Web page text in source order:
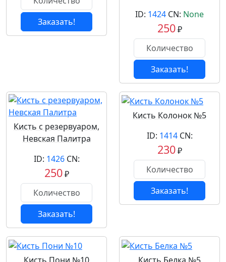
Заказать!
ID: 1424 CN: None
250₽
Заказать!
Кисть с резервуаром,
Невская Палитра
ID: 1426CN:
250₽
Заказать!
Кисть Колонок №5
ID: 1414CN:
230₽
Заказать!